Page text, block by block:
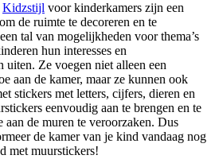
Kidzstijl voor kinderkamers zijn een
de ruimte te decoreren en te
tal van mogelijkheden voor thema’s
hun interesses en
uiten. Ze voegen niet alleen een
aan de kamer, maar ze kunnen ook
stickers met letters, cijfers, dieren en
eenvoudig aan te brengen en te
aan de muren te veroorzaken. Dus
de kamer van je kind vandaag nog
met muurstickers!